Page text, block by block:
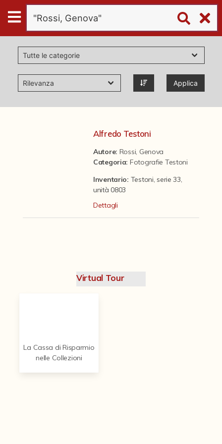
Digital
Humanities
Donazioni
Pubblicazioni
Il progetto Digital Humanities
Applica
Alfredo Testoni
Autore: Rossi, Genova
Categoria: Fotografie Testoni
Inventario: Testoni, serie 33,
unità 0803
Dettagli
Virtual Tour
La Cassa di Risparmio
nelle Collezioni